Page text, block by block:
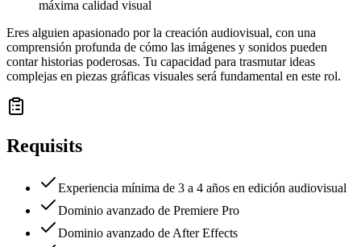
máxima calidad visual
Eres alguien apasionado por la creación audiovisual, con una
comprensión profunda de cómo las imágenes y sonidos pueden
contar historias poderosas. Tu capacidad para trasmutar ideas
complejas en piezas gráficas visuales será fundamental en este rol.
Requisits
Experiencia mínima de 3 a 4 años en edición audiovisual
Dominio avanzado de Premiere Pro
Dominio avanzado de After Effects